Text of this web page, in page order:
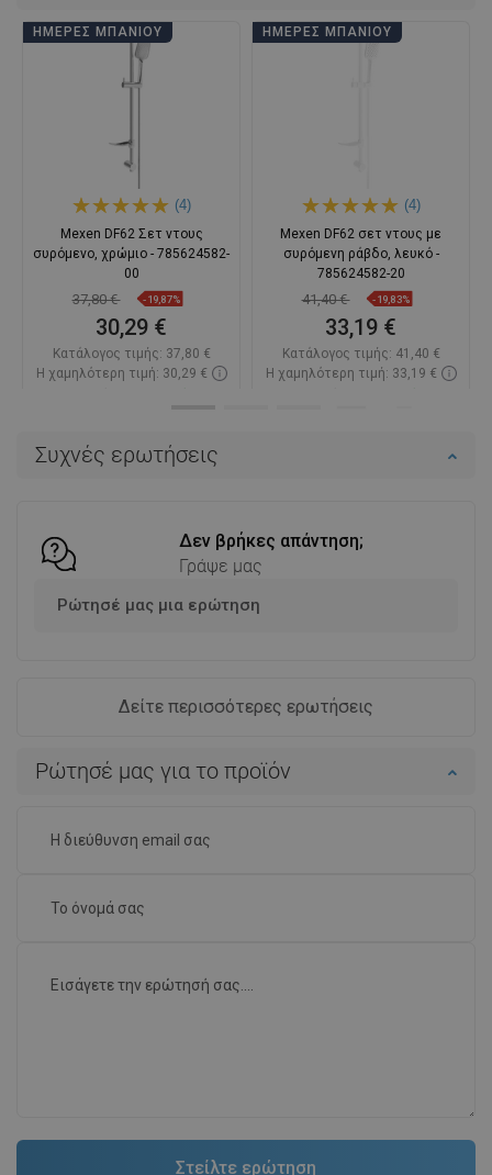
Συχνές ερωτήσεις
Δεν βρήκες απάντηση;
Γράψε μας
Ρώτησέ μας μια ερώτηση
Δείτε περισσότερες ερωτήσεις
Ρώτησέ μας για το προϊόν
ΗΜΈΡΕΣ ΜΠΆΝΙΟΥ
(4)
Mexen DF62 Σετ ντους
συρόμενο, χρώμιο - 785624582-
00
37,80 € -19,87%
30,29 €
Κατάλογος τιμής: 37,80 €
Η χαμηλότερη τιμή: 30,29 €
ΗΜΈΡΕΣ ΜΠΆΝΙΟΥ
(4)
Mexen DF62 σετ ντους με
συρόμενη ράβδο, λευκό -
785624582-20
41,40 € -19,83%
33,19 €
Κατάλογος τιμής: 41,40 €
Η χαμηλότερη τιμή: 33,19 €